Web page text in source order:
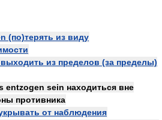
(по)терять из виду
из пределов (за пределы)
entzogen sein находиться вне
противника
от наблюдения